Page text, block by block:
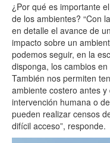
¿Por qué es importante
de los ambientes? “Con
en detalle el avance de
impacto sobre un
podemos seguir, en la
disponga, los cambios
También nos permiten
ambiente costero antes
intervención humana o
pueden realizar censos
difícil acceso”, responde.